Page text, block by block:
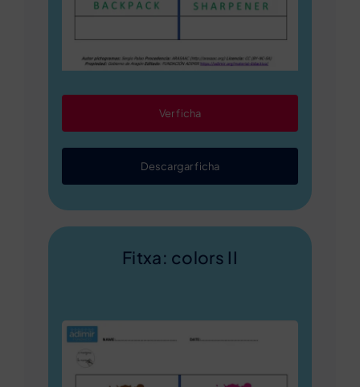
Ver ficha
Descargar ficha
Fitxa: colors II